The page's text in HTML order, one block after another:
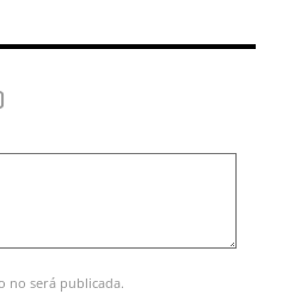
no será publicada.